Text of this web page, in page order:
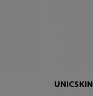
UNICSKIN